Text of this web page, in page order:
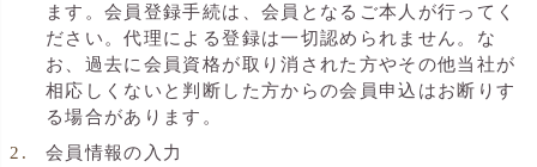
ます。会員登録手続は、会員となるご本人が行ってく
ださい。代理による登録は一切認められません。な
お、過去に会員資格が取り消された方やその他当社が
相応しくないと判断した方からの会員申込はお断りす
る場合があります。
会員情報の入力